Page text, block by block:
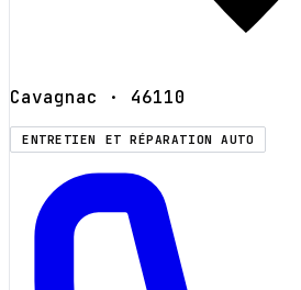
Cavagnac · 46110
ENTRETIEN ET RÉPARATION AUTO